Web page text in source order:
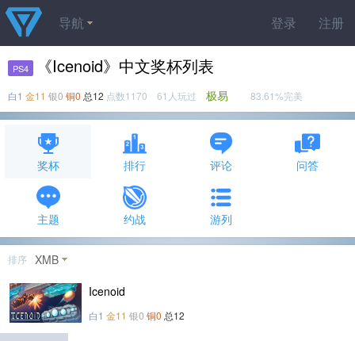
登录 注册
导航
PS4 《Icenoid》中文奖杯列表
白1 金11 银0 铜0 总12 点数1170 61人玩过 极易 83.61%完美
奖杯 排行 评论 问答
主题 约战 游列
排序 XMB
Icenoid
白1 金11 银0 铜0 总12